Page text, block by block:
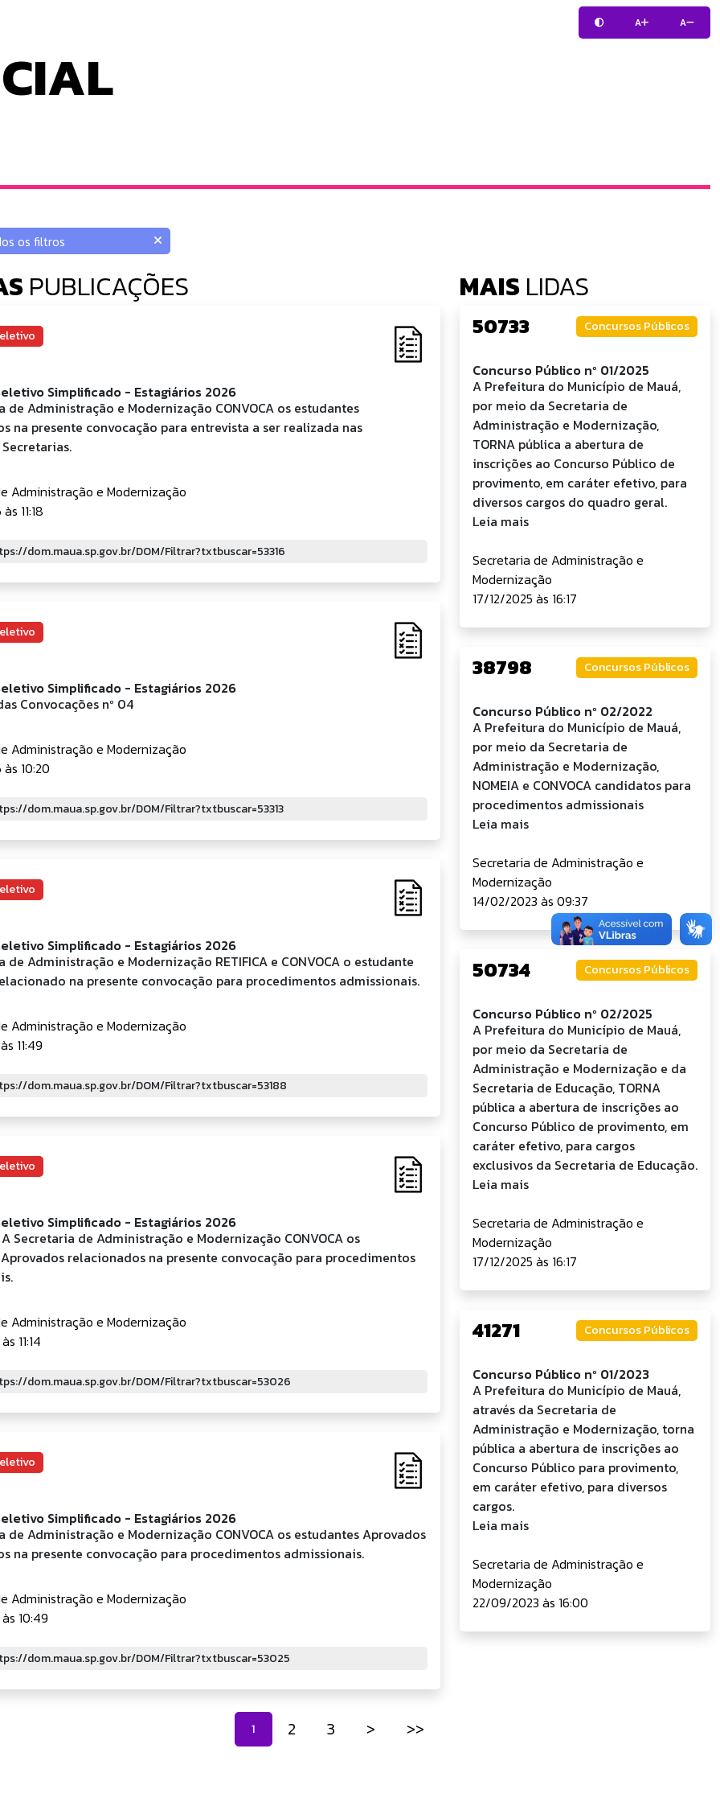
A A
PUBLICAÇÕES
Simplificado - Estagiários 2026
de Administração e Modernização CONVOCA os estudantes
na presente convocação para entrevista a ser realizada nas
Administração e Modernização
11:18
Simplificado - Estagiários 2026
Convocações nº 04
Administração e Modernização
10:20
Simplificado - Estagiários 2026
de Administração e Modernização RETIFICA e CONVOCA o estudante
na presente convocação para procedimentos admissionais.
Administração e Modernização
11:49
Simplificado - Estagiários 2026
Secretaria de Administração e Modernização CONVOCA os
relacionados na presente convocação para procedimentos
Administração e Modernização
11:14
Simplificado - Estagiários 2026
de Administração e Modernização CONVOCA os estudantes Aprovados
na presente convocação para procedimentos admissionais.
Administração e Modernização
10:49
1 2 3 > >>
MAISLIDAS
50733 Concursos Públicos
Concurso Público nº 01/2025
A Prefeitura do Município de Mauá,
por meio da Secretaria de
Administração e Modernização,
TORNA pública a abertura de
inscrições ao Concurso Público de
provimento, em caráter efetivo, para
diversos cargos do quadro geral.
Leia mais
Secretaria de Administração e
Modernização
17/12/2025 às 16:17
38798 Concursos Públicos
Concurso Público nº 02/2022
A Prefeitura do Município de Mauá,
por meio da Secretaria de
Administração e Modernização,
NOMEIA e CONVOCA candidatos para
procedimentos admissionais
Leia mais
Secretaria de Administração e
Modernização
14/02/2023 às 09:37
50734 Concursos Públicos
Concurso Público nº 02/2025
A Prefeitura do Município de Mauá,
por meio da Secretaria de
Administração e Modernização e da
Secretaria de Educação, TORNA
pública a abertura de inscrições ao
Concurso Público de provimento, em
caráter efetivo, para cargos
exclusivos da Secretaria de Educação.
Leia mais
Secretaria de Administração e
Modernização
17/12/2025 às 16:17
41271 Concursos Públicos
Concurso Público nº 01/2023
A Prefeitura do Município de Mauá,
através da Secretaria de
Administração e Modernização, torna
pública a abertura de inscrições ao
Concurso Público para provimento,
em caráter efetivo, para diversos
cargos.
Leia mais
Secretaria de Administração e
Modernização
22/09/2023 às 16:00